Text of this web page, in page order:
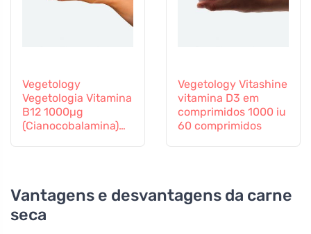
Vegetology
Vegetologia Vitamina
B12 1000µg
(Cianocobalamina)
Vegetology Vitashine
vitamina D3 em
comprimidos 1000 iu
60 comprimidos
Vantagens e desvantagens da carne
seca